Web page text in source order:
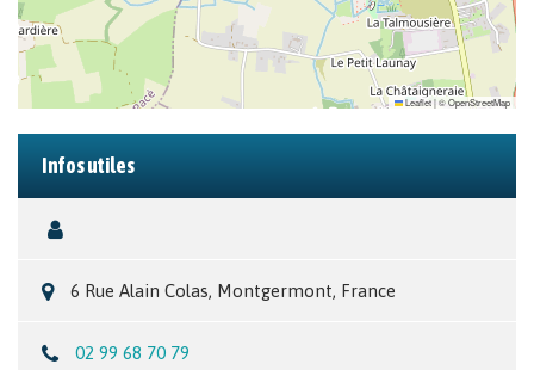
Leaflet|©OpenStreetMap
Infos utiles
6 Rue Alain Colas, Montgermont, France
02 99 68 70 79